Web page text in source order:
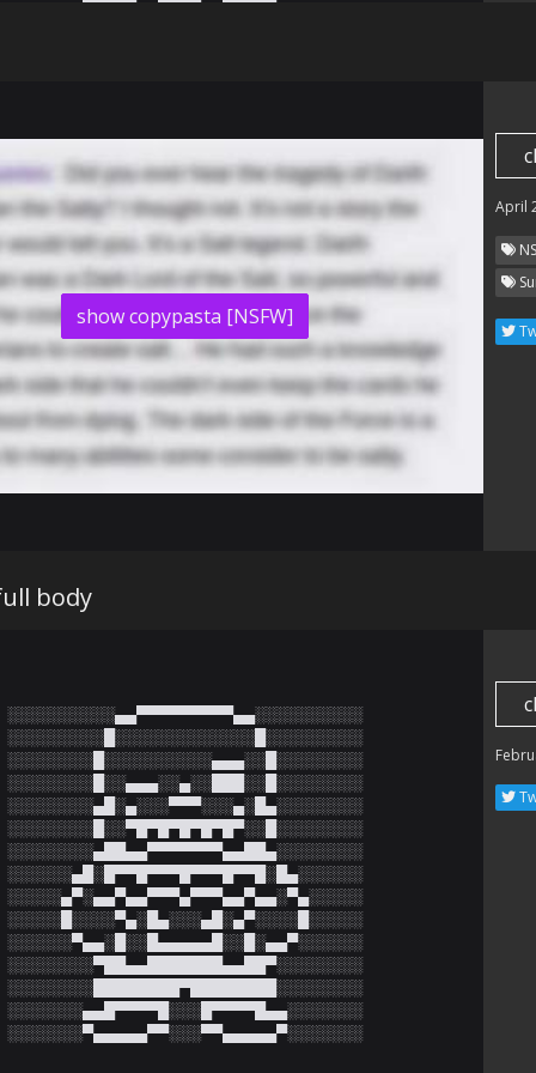
─────█████──████──█████──────
─██────██───████───██─────██─
─██───████──████──████────██─
─███████████████████████████─
─██─────────████──────────██─
─██─────────████──────────██─
────────────████─────────────
─────────────██──────────────
show copypasta [NSFW]
April
body
░░░░░░░░░░▄▄▀▀▀▀▀▀▀▀▀▄▄░░░░░░░░░░
░░░░░░░░░█░░░░░░░░░░░░░█░░░░░░░░░
░░░░░░░░█░░░░░░░░░░▄▄▄░░█░░░░░░░░
░░░░░░░░█░░▄▄▄░░▄░░███░░█░░░░░░░░
░░░░░░░░▄█░▄░░░▀▀▀░░░▄░█▄░░░░░░░░
░░░░░░░░█░░▀█▀█▀█▀█▀█▀░░█░░░░░░░░
░░░░░░░░▄██▄▄▀▀▀▀▀▀▀▄▄██▄░░░░░░░░
░░░░░░▄█░█▀▀█▀▀▀█▀▀▀█▀▀█░█▄░░░░░░
░░░░░▄▀░▄▄▀▄▄▀▀▀▄▀▀▀▄▄▀▄▄░▀▄░░░░░
░░░░░█░░░░▀▄░█▄░░░▄█░▄▀░░░░█░░░░░
░░░░░░▀▄▄░█░░█▄▄▄▄▄█░░█░▄▄▀░░░░░░
░░░░░░░░▀██▄▄███████▄▄██▀░░░░░░░░
░░░░░░░░████████▀████████░░░░░░░░
░░░░░░░▄▄█▀▀▀▀█░░░█▀▀▀▀█▄▄░░░░░░░
░░░░░░░▀▄▄▄▄▄▀▀░░░▀▀▄▄▄▄▄▀░░﻿░░░░░